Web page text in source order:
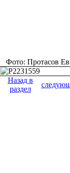
Фото: Протасов
Назад в
раздел